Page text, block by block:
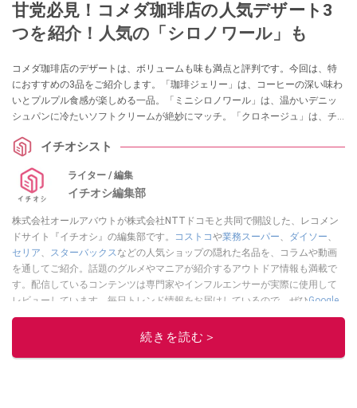
甘党必見！コメダ珈琲店の人気デザート3
つを紹介！人気の「シロノワール」も
コメダ珈琲店のデザートは、ボリュームも味も満点と評判です。今回は、特
におすすめの3品をご紹介します。「珈琲ジェリー」は、コーヒーの深い味わ
いとプルプル食感が楽しめる一品。「ミニシロノワール」は、温かいデニッ
シュパンに冷たいソフトクリームが絶妙にマッチ。「クロネージュ」は、チ
たい逸品ばかり！
イチオシスト
ライター / 編集
イチオシ編集部
株式会社オールアバウトが株式会社NTTドコモと共同で開設した、レコメン
ドサイト『イチオシ』の編集部です。
コストコや業務スーパー、 ダイソー、
セリア、 スターバックスなどの人気ショップの隠れた名品を、コラムや動画
を通してご紹介。話題のグルメやマニアが紹介するアウトドア情報も満載で
す。配信しているコンテンツは専門家やインフルエンサーが実際に使用して
レビューしています。毎日トレンド情報をお届けしているので、ぜひGoogle
ニュースでフォローしてください！
このイチオシストの他の記事を読む
続きを読む＞